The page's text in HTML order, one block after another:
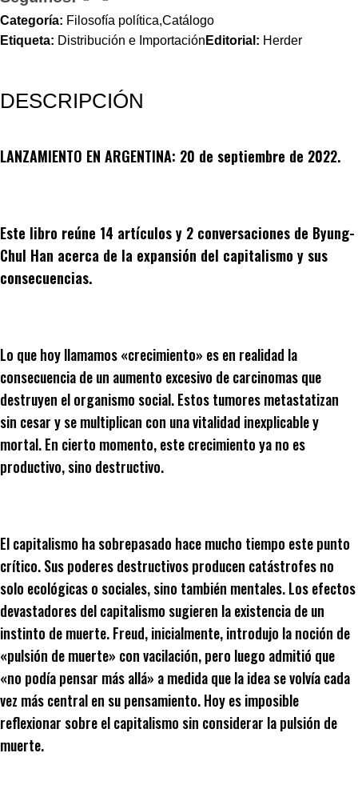
Categoría: Filosofía política,Catálogo
Etiqueta: Distribución e Importación Editorial: Herder
DESCRIPCIÓN
LANZAMIENTO EN ARGENTINA: 20 de septiembre de 2022.
Este libro reúne 14 artículos y 2 conversaciones de Byung-
Chul Han acerca de la expansión del capitalismo y sus
consecuencias.
Lo que hoy llamamos «crecimiento» es en realidad la
consecuencia de un aumento excesivo de carcinomas que
destruyen el organismo social. Estos tumores metastatizan
sin cesar y se multiplican con una vitalidad inexplicable y
mortal. En cierto momento, este crecimiento ya no es
productivo, sino destructivo.
El capitalismo ha sobrepasado hace mucho tiempo este punto
crítico. Sus poderes destructivos producen catástrofes no
solo ecológicas o sociales, sino también mentales. Los efectos
devastadores del capitalismo sugieren la existencia de un
instinto de muerte. Freud, inicialmente, introdujo la noción de
«pulsión de muerte» con vacilación, pero luego admitió que
«no podía pensar más allá» a medida que la idea se volvía cada
vez más central en su pensamiento. Hoy es imposible
reflexionar sobre el capitalismo sin considerar la pulsión de
muerte.